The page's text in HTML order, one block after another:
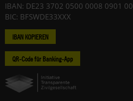
IBAN: DE23 3702 0500 0008 0901 00
BIC: BFSWDE33XXX
IBAN KOPIEREN
QR-Code für Banking-App